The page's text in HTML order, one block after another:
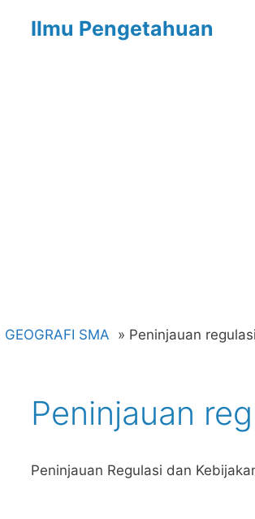
Ilmu Pengetahuan
GEOGRAFI SMA Peninjauan
Peninjauan
Peninjauan Regulasi dan